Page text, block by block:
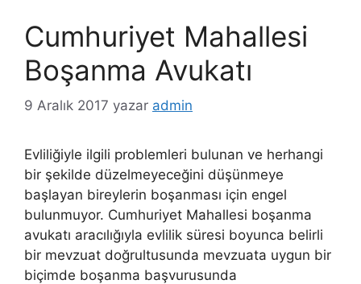
Cumhuriyet Mahallesi
Boşanma Avukatı
9 Aralık 2017 yazar admin
Evliliğiyle ilgili problemleri bulunan ve herhangi
bir şekilde düzelmeyeceğini düşünmeye
başlayan bireylerin boşanması için engel
bulunmuyor. Cumhuriyet Mahallesi boşanma
avukatı aracılığıyla evlilik süresi boyunca belirli
bir mevzuat doğrultusunda mevzuata uygun bir
biçimde boşanma başvurusunda